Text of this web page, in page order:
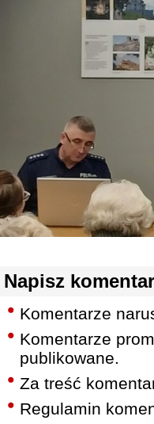
Napisz
Komentarze
Komentarze
publikowane.
Za treść
Regulamin